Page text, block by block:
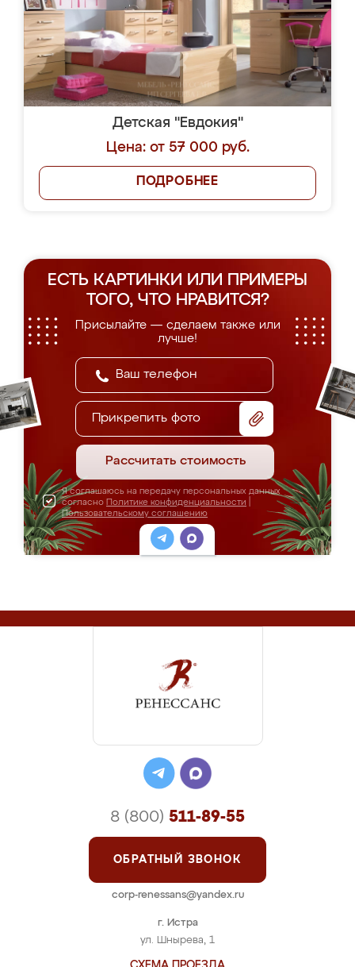
Детская "Евдокия"
Цена: от 57 000 руб.
ПОДРОБНЕЕ
ЕСТЬ КАРТИНКИ ИЛИ ПРИМЕРЫ
ТОГО, ЧТО НРАВИТСЯ?
Присылайте — сделаем также или
лучше!
Прикрепить фото
Рассчитать стоимость
Я соглашаюсь на передачу персональных данных
согласно Политике конфиденциальности
Пользовательскому соглашению
г. Истра
ул. Шнырева, 1
8 (800) 511-89-55
ОБРАТНЫЙ ЗВОНОК
corp-renessans@yandex.ru